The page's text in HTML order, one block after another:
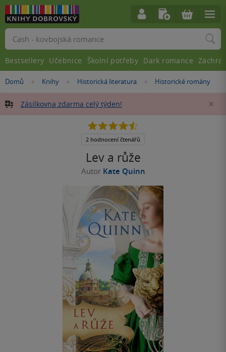
Nacházíte
zde:
Domů »
Knihy »Historická literatura »Historické romány
Zásilkovna zdarma celý týden!
Lev a růže
Autor Kate Quinn
4.5
5
2 hodnocení čtenářů
Vyhledávání
Bestsellery Učebnice Školní potřeby Dark romance